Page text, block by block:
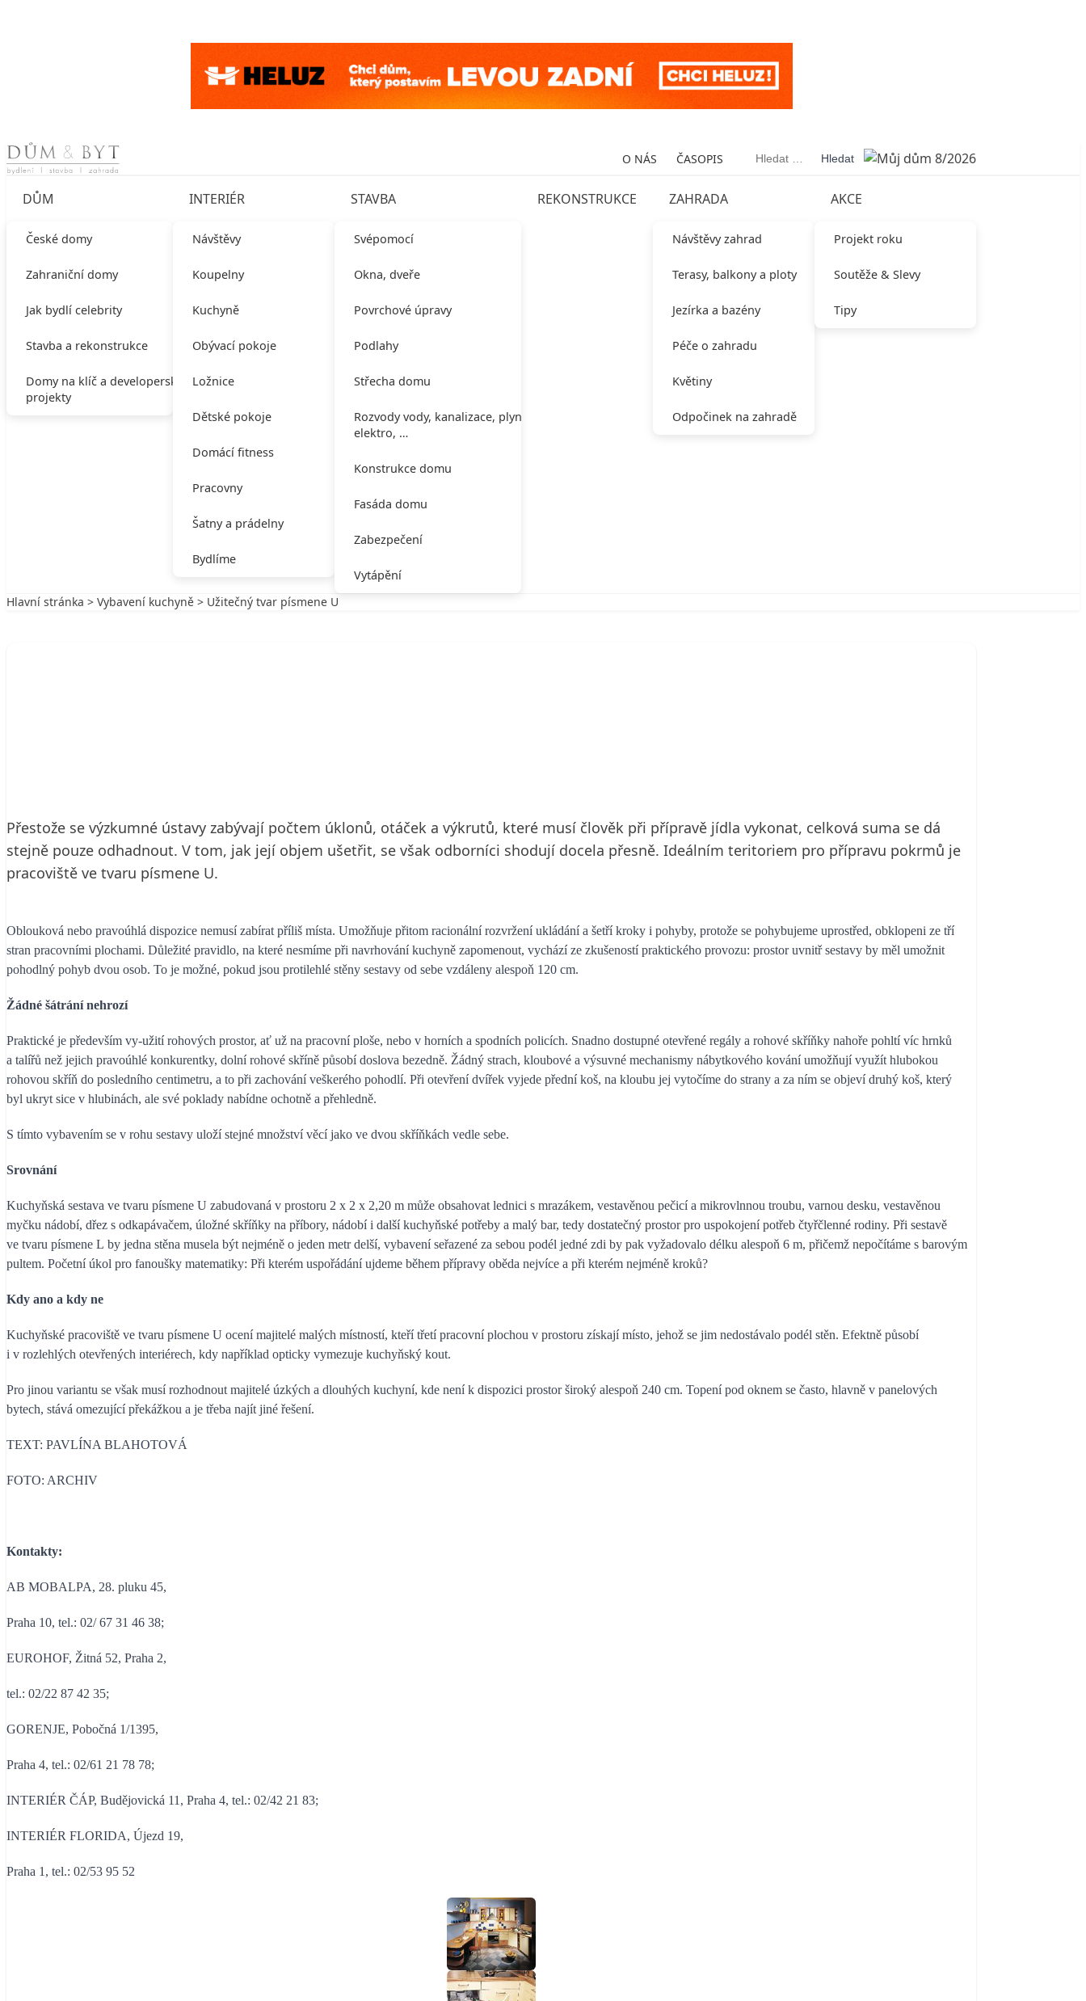
Skip to content O NÁS ČASOPIS Vyhledávání
DŮM
České domy
Zahraniční domy
Jak bydlí celebrity
Stavba a rekonstrukce
Domy na klíč a developerské
projekty
INTERIÉR
Návštěvy
Koupelny
Kuchyně
Obývací pokoje
Ložnice
Dětské pokoje
Domácí fitness
Pracovny
Šatny a prádelny
Bydlíme
STAVBA
Svépomocí
Okna, dveře
Povrchové úpravy
Podlahy
Střecha domu
Rozvody vody, kanalizace, plynu,
elektro, …
Konstrukce domu
Fasáda domu
Zabezpečení
Vytápění
REKONSTRUKCE ZAHRADA
Návštěvy zahrad
Terasy, balkony a ploty
Jezírka a bazény
Péče o zahradu
Květiny
Odpočinek na zahradě
AKCE
Projekt roku
Soutěže & Slevy
Tipy
Hlavní stránka > Vybavení kuchyně > Užitečný tvar písmene U
Přestože se výzkumné ústavy zabývají počtem úklonů, otáček a výkrutů, které musí člověk při přípravě jídla vykonat, celková suma se dá
stejně pouze odhadnout. V tom, jak její objem ušetřit, se však odborníci shodují docela přesně. Ideálním teritoriem pro přípravu pokrmů je
pracoviště ve tvaru písmene U.
Oblouková nebo pravoúhlá dispozice nemusí zabírat příliš místa. Umožňuje přitom racionální rozvržení ukládání a šetří kroky i pohyby, protože se pohybujeme uprostřed, obklopeni ze tří
stran pracovními plochami. Důležité pravidlo, na které nesmíme při navrhování kuchyně zapomenout, vychází ze zkušeností praktického provozu: prostor uvnitř sestavy by měl umožnit
pohodlný pohyb dvou osob. To je možné, pokud jsou protilehlé stěny sestavy od sebe vzdáleny alespoň 120 cm.
Žádné šátrání nehrozí
Praktické je především vy-užití rohových prostor, ať už na pracovní ploše, nebo v horních a spodních policích. Snadno dostupné otevřené regály a rohové skříňky nahoře pohltí víc hrnků
a talířů než jejich pravoúhlé konkurentky, dolní rohové skříně působí doslova bezedně. Žádný strach, kloubové a výsuvné mechanismy nábytkového kování umožňují využít hlubokou
rohovou skříň do posledního centimetru, a to při zachování veškerého pohodlí. Při otevření dvířek vyjede přední koš, na kloubu jej vytočíme do strany a za ním se objeví druhý koš, který
byl ukryt sice v hlubinách, ale své poklady nabídne ochotně a přehledně.
S tímto vybavením se v rohu sestavy uloží stejné množství věcí jako ve dvou skříňkách vedle sebe.
Srovnání
Kuchyňská sestava ve tvaru písmene U zabudovaná v prostoru 2 x 2 x 2,20 m může obsahovat lednici s mrazákem, vestavěnou pečicí a mikrovlnnou troubu, varnou desku, vestavěnou
myčku nádobí, dřez s odkapávačem, úložné skříňky na příbory, nádobí i další kuchyňské potřeby a malý bar, tedy dostatečný prostor pro uspokojení potřeb čtyřčlenné rodiny. Při sestavě
ve tvaru písmene L by jedna stěna musela být nejméně o jeden metr delší, vybavení seřazené za sebou podél jedné zdi by pak vyžadovalo délku alespoň 6 m, přičemž nepočítáme s barovým
pultem. Početní úkol pro fanoušky matematiky: Při kterém uspořádání ujdeme během přípravy oběda nejvíce a při kterém nejméně kroků?
Kdy ano a kdy ne
Kuchyňské pracoviště ve tvaru písmene U ocení majitelé malých místností, kteří třetí pracovní plochou v prostoru získají místo, jehož se jim nedostávalo podél stěn. Efektně působí
i v rozlehlých otevřených interiérech, kdy například opticky vymezuje kuchyňský kout.
Pro jinou variantu se však musí rozhodnout majitelé úzkých a dlouhých kuchyní, kde není k dispozici prostor široký alespoň 240 cm. Topení pod oknem se často, hlavně v panelových
bytech, stává omezující překážkou a je třeba najít jiné řešení.
TEXT: PAVLÍNA BLAHOTOVÁ
FOTO: ARCHIV
Kontakty:
AB MOBALPA, 28. pluku 45,
Praha 10, tel.: 02/ 67 31 46 38;
EUROHOF, Žitná 52, Praha 2,
tel.: 02/22 87 42 35;
GORENJE, Pobočná 1/1395,
Praha 4, tel.: 02/61 21 78 78;
INTERIÉR ČÁP, Budějovická 11, Praha 4, tel.: 02/42 21 83;
INTERIÉR FLORIDA, Újezd 19,
Praha 1, tel.: 02/53 95 52